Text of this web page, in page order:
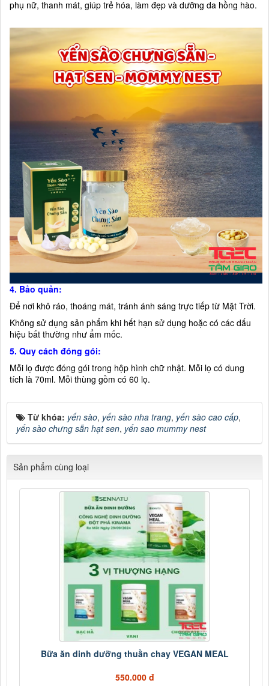
phụ nữ, thanh mát, giúp trẻ hóa, làm đẹp và dưỡng da hồng hào.
4. Bảo quản:
Để nơi khô ráo, thoáng mát, tránh ánh sáng trực tiếp từ Mặt Trời.
Không sử dụng sản phẩm khi hết hạn sử dụng hoặc có các dấu
hiệu bất thường như ẩm mốc.
5. Quy cách đóng gói:
Mỗi lọ được đóng gói trong hộp hình chữ nhật. Mỗi lọ có dung
tích là 70ml. Mỗi thùng gồm có 60 lọ.
Từ khóa: yến sào, yến sào nha trang, yến sào cao cấp,
yến sào chưng sẵn hạt sen, yến sao mummy nest
Sản phẩm cùng loại
Bữa ăn dinh dưỡng thuần chay VEGAN MEAL
550.000 đ